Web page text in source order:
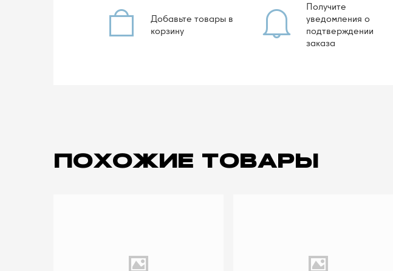
Добавьте товары в
корзину
Получите
уведомления о
подтверждении
заказа
ПОХОЖИЕ ТОВАРЫ